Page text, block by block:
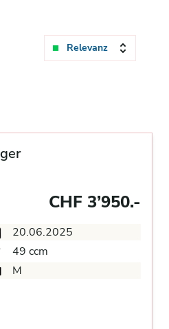
Relevanz
CHF 3’950.-
20.06.2025
49 ccm
M